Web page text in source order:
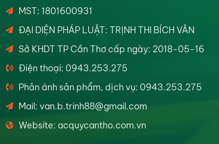
MST: 1801600931
ĐẠI DIỆN PHÁP LUẬT: TRỊNH THI BÍCH VÂN
Sở KHDT TP Cần Thơ cấp ngày: 2018-05-16
Điện thoại: 0943.253.275
Phản ánh sản phẩm, dịch vụ: 0943.253.275
Mail: van.b.trinh88@gmail.com
Website: acquycantho.com.vn